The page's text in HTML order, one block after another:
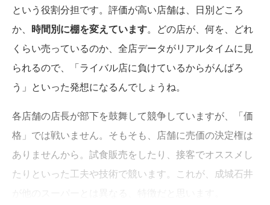
という役割分担です。評価が高い店舗は、日別どころ
か、 時間別に棚を変えています。どの店が、何を、どれ
くらい売っているのか、全店データがリアルタイムに見
られるので、「ライバル店に負けているからがんばろ
う」といった発想になるんでしょうね。
各店舗の店長が部下を鼓舞して競争していますが、「価
格」では戦いません。そもそも、店舗に売価の決定権は
ありませんから。試食販売をしたり、接客でオススメし
たりといった工夫や技術で競います。これが、成城石井